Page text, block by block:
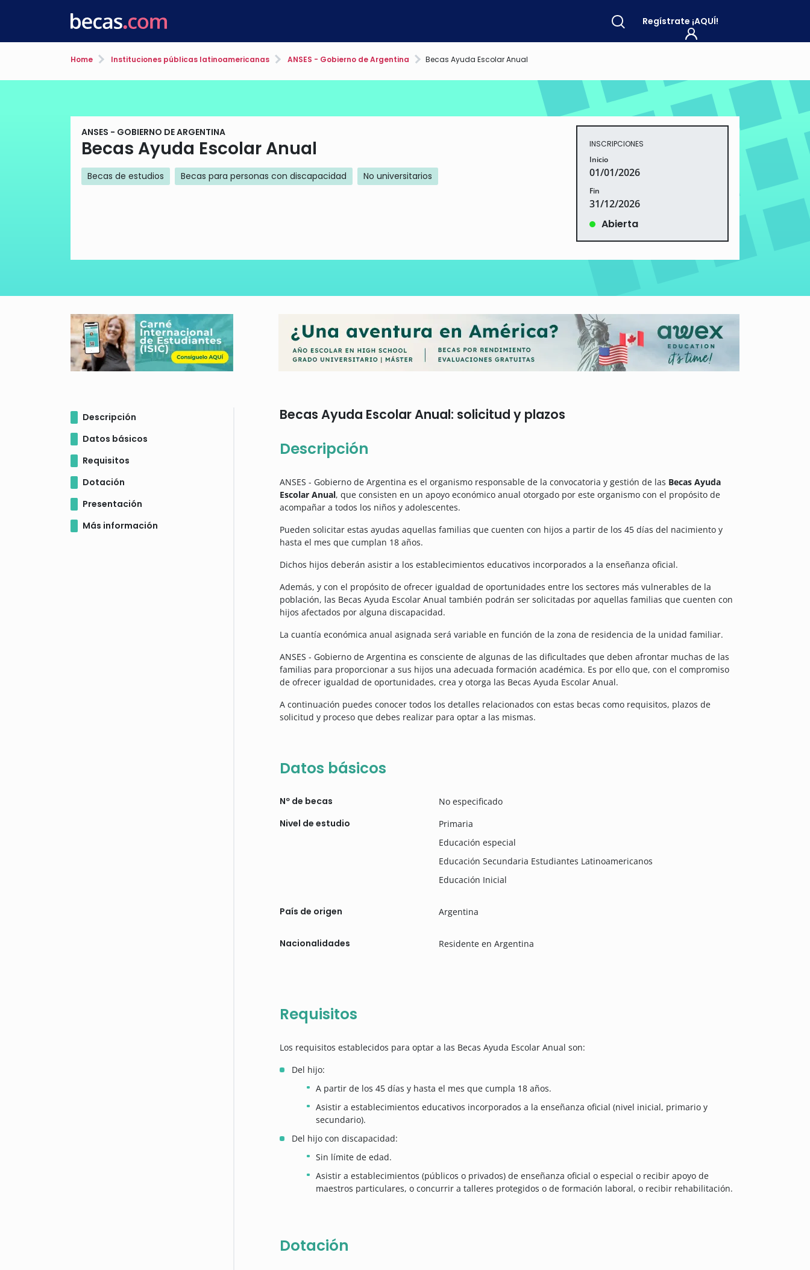
Regístrate ¡AQUÍ!
Home Instituciones públicas latinoamericanas ANSES - Gobierno de Argentina Becas Ayuda Escolar Anual
ANSES - GOBIERNO DE ARGENTINA
Becas Ayuda Escolar Anual
Becas de estudios Becas para personas con discapacidad No universitarios
INSCRIPCIONES
Inicio
01/01/2026
Fin
31/12/2026
Abierta
Descripción
Datos básicos
Requisitos
Dotación
Presentación
Más información
Becas Ayuda Escolar Anual: solicitud y plazos
Descripción
ANSES - Gobierno de Argentina es el organismo responsable de la convocatoria y gestión de las Becas Ayuda
Escolar Anual, que consisten en un apoyo económico anual otorgado por este organismo con el propósito de
acompañar a todos los niños y adolescentes.
Pueden solicitar estas ayudas aquellas familias que cuenten con hijos a partir de los 45 días del nacimiento y
hasta el mes que cumplan 18 años.
Dichos hijos deberán asistir a los establecimientos educativos incorporados a la enseñanza oficial.
Además, y con el propósito de ofrecer igualdad de oportunidades entre los sectores más vulnerables de la
población, las Becas Ayuda Escolar Anual también podrán ser solicitadas por aquellas familias que cuenten con
hijos afectados por alguna discapacidad.
La cuantía económica anual asignada será variable en función de la zona de residencia de la unidad familiar.
ANSES - Gobierno de Argentina es consciente de algunas de las dificultades que deben afrontar muchas de las
familias para proporcionar a sus hijos una adecuada formación académica. Es por ello que, con el compromiso
de ofrecer igualdad de oportunidades, crea y otorga las Becas Ayuda Escolar Anual.
A continuación puedes conocer todos los detalles relacionados con estas becas como requisitos, plazos de
solicitud y proceso que debes realizar para optar a las mismas.
Datos básicos
Nº de becas No especificado
Nivel de estudio
Primaria
Educación especial
Educación Secundaria Estudiantes Latinoamericanos
Educación Inicial
País de origen Argentina
Nacionalidades Residente en Argentina
Requisitos
Los requisitos establecidos para optar a las Becas Ayuda Escolar Anual son:
Del hijo:
A partir de los 45 días y hasta el mes que cumpla 18 años.
Asistir a establecimientos educativos incorporados a la enseñanza oficial (nivel inicial, primario y
secundario).
Del hijo con discapacidad:
Sin límite de edad.
Asistir a establecimientos (públicos o privados) de enseñanza oficial o especial o recibir apoyo de
maestros particulares, o concurrir a talleres protegidos o de formación laboral, o recibir rehabilitación.
Dotación